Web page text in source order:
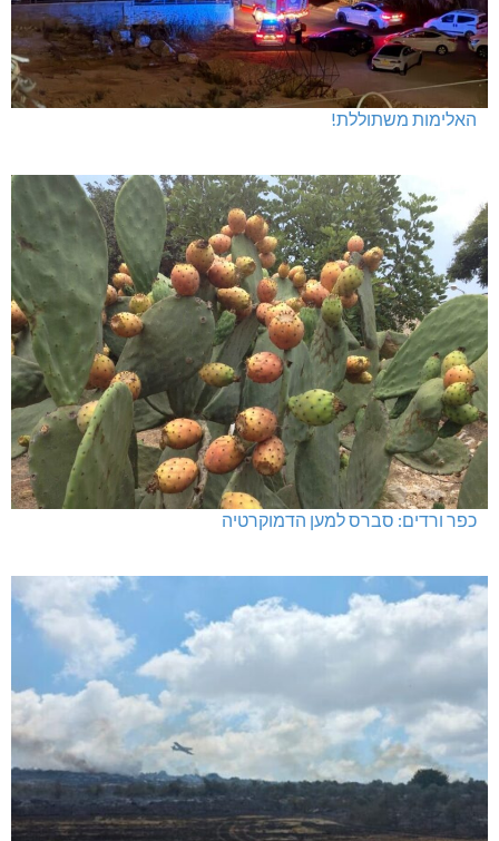
האלימות משתוללת!
כפר ורדים: סברס למען הדמוקרטיה